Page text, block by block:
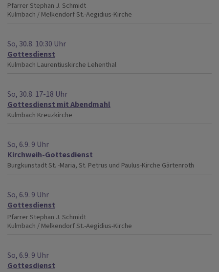
Pfarrer Stephan J. Schmidt
Kulmbach / MelkendorfSt.-Aegidius-Kirche
So, 30.8. 10:30 Uhr
Gottesdienst
Kulmbach Laurentiuskirche Lehenthal
So, 30.8. 17-18 Uhr
Gottesdienst mit Abendmahl
Kulmbach Kreuzkirche
So, 6.9. 9 Uhr
Kirchweih-Gottesdienst
BurgkunstadtSt. -Maria, St. Petrus und Paulus-Kirche Gärtenroth
So, 6.9. 9 Uhr
Gottesdienst
Pfarrer Stephan J. Schmidt
Kulmbach / MelkendorfSt.-Aegidius-Kirche
So, 6.9. 9 Uhr
Gottesdienst